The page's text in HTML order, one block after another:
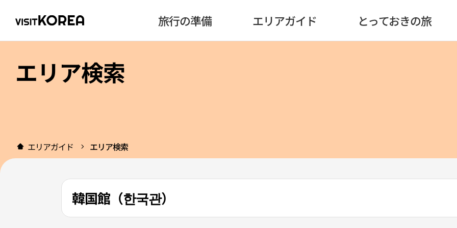
旅行の準備 エリアガイド とっておきの旅
エリア検索
エリアガイド エリア検索
韓国館（한국관）